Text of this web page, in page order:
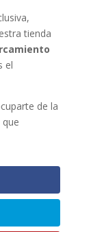
tienda
el
de la